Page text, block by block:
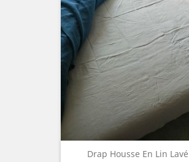
Drap Housse En Lin Lavé